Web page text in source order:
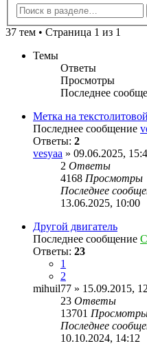
37 тем • Страница 1 из 1
Темы
Ответы
Просмотры
Последнее
Метка на
Последнее сообщение
Ответы: 2
vesyaa » 09.06.2025,
2 Ответы
4168 Просмотры
Последнее
13.06.2025, 10:00
Другой двигатель
Последнее сообщение
Ответы: 23
1
2
mihuil77 » 15.09.2015,
23 Ответы
13701
Последнее
10.10.2024, 14:12